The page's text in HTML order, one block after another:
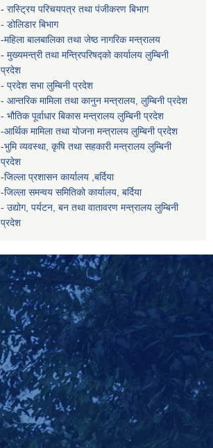
- रास्ट्रिय परिचयपत्र तथा पंजीकरण बिभाग
- डोलिडार बिभाग
-महिला बालबालिका तथा जेष्ठ नागरिक मन्त्रालय
- मुख्यमन्त्री तथा मन्त्रिपरिषद्को कार्यालय लुम्बिनी
प्रदेश
- प्रदेश सभा लुम्बिनी प्रदेश
- आन्तरिक मामिला तथा कानुन मन्त्रालय, लुम्बिनी प्रदेश
- भौतिक पूर्वाधार बिकास मन्त्रालय लुम्बिनी प्रदेश
-आर्थिक मामिला तथा योजना मन्त्रालय लुम्बिनी प्रदेश
-भुमि व्यवस्था, कृषि तथा सहकारी मन्त्रालय लुम्बिनी
प्रदेश
-जिल्ला प्रशासन कार्यालय ,बर्दिया
-जिल्ला समन्वय समितिको कार्यालय, बर्दिया
- उद्योग, पर्यटन, बन तथा वातावरण मन्त्रालय लुम्बिनी
प्रदेश